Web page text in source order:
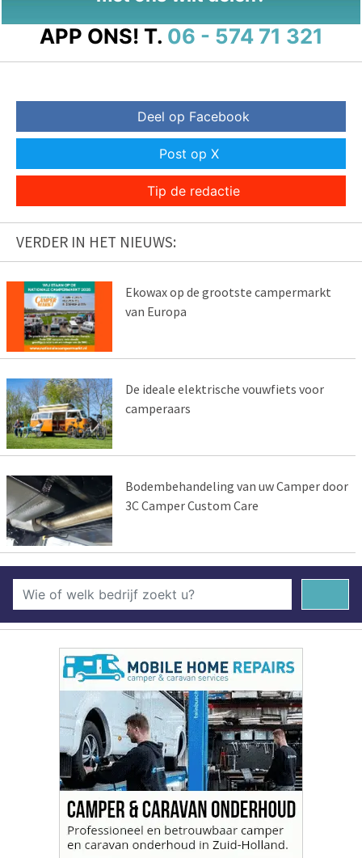
APP ONS! T. 06 - 574 71 321
Deel op Facebook
Post op X
Tip de redactie
VERDER IN HET NIEUWS:
Ekowax op de grootste campermarkt
van Europa
De ideale elektrische vouwfiets voor
camperaars
Bodembehandeling van uw Camper door
3C Camper Custom Care